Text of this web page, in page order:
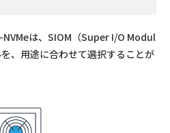
NVMeは、SIOM（Super I/O Modul
、用途に合わせて選択することが